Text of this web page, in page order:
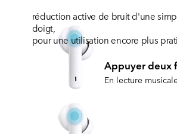
réduction active de bruit d'une
doigt,
pour une utilisation encore plus
Appuyer deux
En lecture